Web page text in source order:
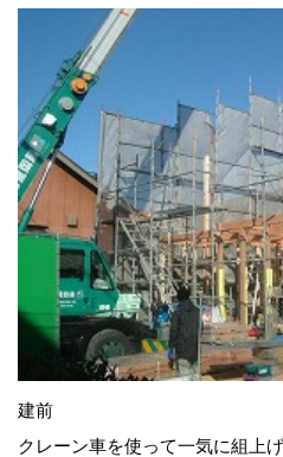
建前
クレーン車を使って一気に組上